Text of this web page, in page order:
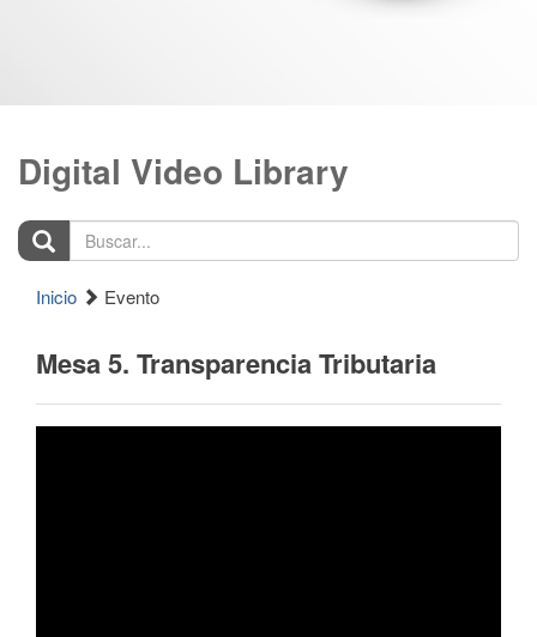
Digital Video Library
Buscar...
Inicio Evento
Mesa 5. Transparencia Tributaria